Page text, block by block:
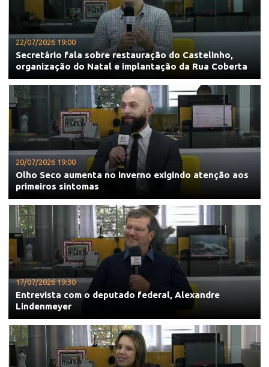
22/07/2026 19:00
Secretário fala sobre restauração do Castelinho,
organização do Natal e implantação da Rua Coberta
20/07/2026 19:00
Olho Seco aumenta no inverno exigindo atenção aos
primeiros sintomas
17/07/2026 19:30
Entrevista com o deputado federal, Alexandre
Lindenmeyer